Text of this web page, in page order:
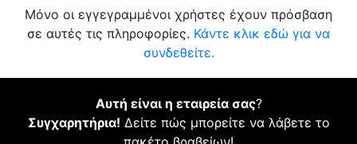
Μόνο οι εγγεγραμμένοι χρήστες έχουν πρόσβαση
σε αυτές τις πληροφορίες. Κάντε κλικ εδώ για να
συνδεθείτε.
Αυτή είναι η εταιρεία σας?
Συγχαρητήρια! Δείτε πώς μπορείτε να λάβετε το